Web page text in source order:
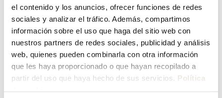
el contenido y los anuncios, ofrecer funciones de redes
sociales y analizar el tráfico. Además, compartimos
información sobre el uso que haga del sitio web con
nuestros partners de redes sociales, publicidad y análisis
web, quienes pueden combinarla con otra información
que les haya proporcionado o que hayan recopilado a
partir del uso que haya hecho de sus servicios. Política
¿Has olvidado tu contraseña?